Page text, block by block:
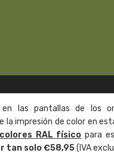
en las pantallas de los
la impresión de color en
RAL físico para
tan solo €58,95(IVA